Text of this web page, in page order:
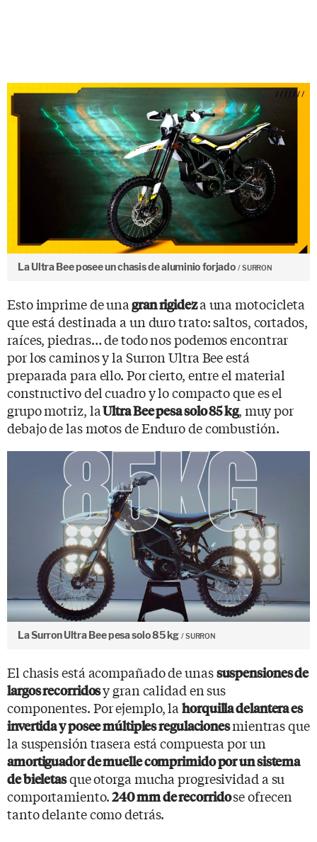
La Ultra Bee posee un chasis de aluminio forjado SURRON
Esto imprime de una gran rigideza una motocicleta
que está destinada a un duro trato: saltos, cortados,
raíces, piedras… de todo nos podemos encontrar
por los caminos y la Surron Ultra Bee está
preparada para ello. Por cierto, entre el material
constructivo del cuadro y lo compacto que es el
grupo motriz, laUltra Bee pesa solo 85 kg, muy por
debajo de las motos de Enduro de combustión.
La Surron Ultra Bee pesa solo 85 kg SURRON
El chasis está acompañado de unassuspensiones de
largos recorridosy gran calidad en sus
componentes. Por ejemplo, lahorquilla delantera es
invertida y posee múltiples regulacionesmientras que
la suspensión trasera está compuesta por un
amortiguador de muelle comprimido por un sistema
de bieletasque otorga mucha progresividad a su
comportamiento.240 mm de recorridose ofrecen
tanto delante como detrás.